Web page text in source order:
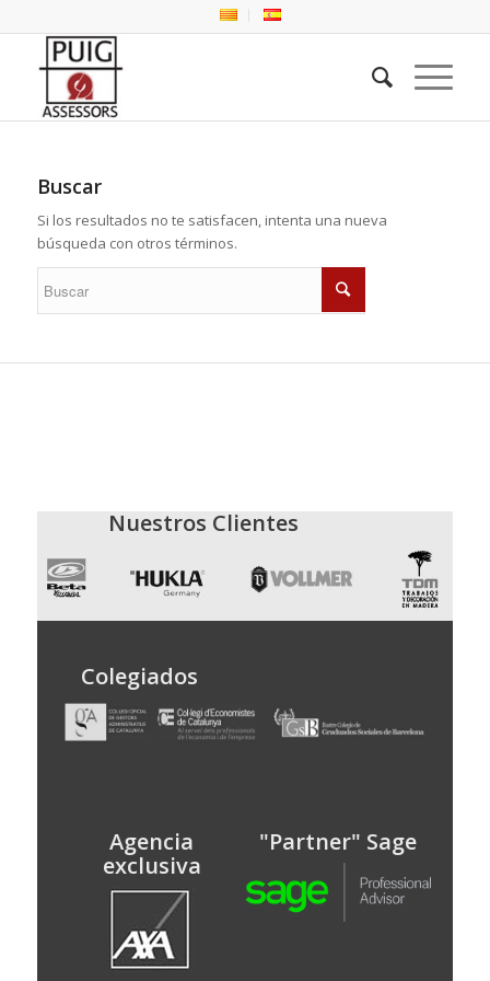
Buscar
Si los resultados no te satisfacen, intenta una nueva
búsqueda con otros términos.
Nuestros Clientes
Colegiados
Agencia
exclusiva
"Partner" Sage